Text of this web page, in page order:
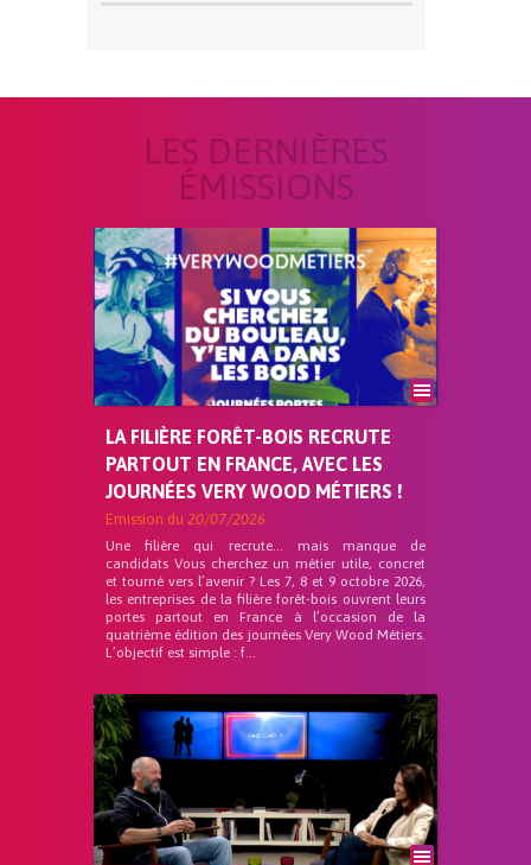
LES DERNIÈRES
ÉMISSIONS
LA FILIÈRE FORÊT-BOIS RECRUTE
PARTOUT EN FRANCE, AVEC LES
JOURNÉES VERY WOOD MÉTIERS !
Emission du 20/07/2026
Une filière qui recrute… mais manque de
candidats Vous cherchez un métier utile, concret
et tourné vers l’avenir ? Les 7, 8 et 9 octobre 2026,
les entreprises de la filière forêt-bois ouvrent leurs
portes partout en France à l’occasion de la
quatrième édition des journées Very Wood Métiers.
L’objectif est simple : f...